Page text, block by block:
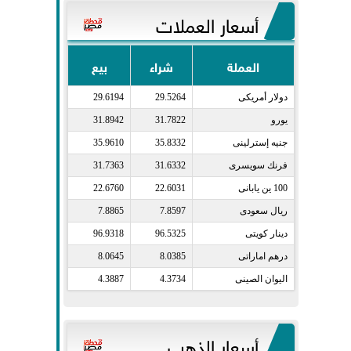
أسعار العملات
العملة شراء بيع
دولار أمريكى​ 29.5264
29.6194
يورو​ 31.7822
31.8942
جنيه إسترلينى​ 35.8332
35.9610
فرنك سويسرى​ 31.6332
31.7363
100 ين يابانى​ 22.6031
22.6760
ريال سعودى​ 7.8597
7.8865
دينار كويتى​ 96.5325
96.9318
درهم اماراتى​ 8.0385
8.0645
اليوان الصينى​ 4.3734
4.3887
أسعار الذهب